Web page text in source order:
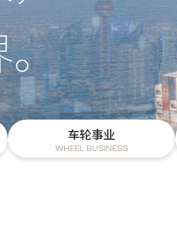
。
车轮事业
WHEEL BUSINESS